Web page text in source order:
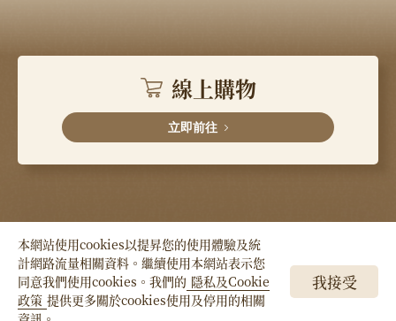
線上購物
立即前往
Copyright © HSIN TUNG YANG Co., LTD. All
Right Reserved.
本網站使用cookies以提昇您的使用體驗及統
計網路流量相關資料。繼續使用本網站表示您
同意我們使用cookies。我們的 隱私及Cookie
政策 提供更多關於cookies使用及停用的相關
我接受